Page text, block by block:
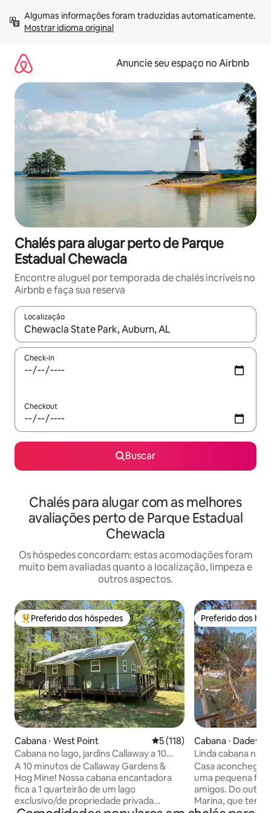
para
Mostrar idioma original
Anuncie seu espaço no Airbnb
Chalés para alugar perto de Parque
Estadual Chewacla
Encontre aluguel por temporada de chalés incríveis no
Airbnb e faça sua reserva
Localização
Quando os resultados estiverem disponíveis, explore-os
Check-in
Checkout
Buscar
Chalés para alugar com as melhores
avaliações perto de Parque Estadual
Chewacla
Os hóspedes concordam: estas acomodações foram
muito bem avaliadas quanto a localização, limpeza e
outros aspectos.
Entre os melhores preferidos dos hóspedes
Preferido dos hóspedes
Cabana ⋅ West Point 5 de uma avaliação média de
5 (118)
Cabana no lago, jardins Callaway a 10
minutos de distância
A 10 minutos de Callaway Gardens &
Hog Mine! Nossa cabana encantadora
fica a 1 quarteirão de um lago
exclusivo/de propriedade privada
Preferido dos
Preferido dos
Cabana ⋅ Dadeville
Linda cabana no
de Chucks
Casa
uma pequena
amigos. Do outro
Marina, que tem